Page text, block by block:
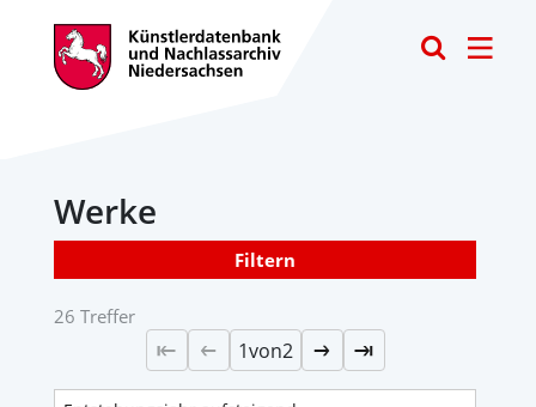
Werke
Filtern
26 Treffer
1von2